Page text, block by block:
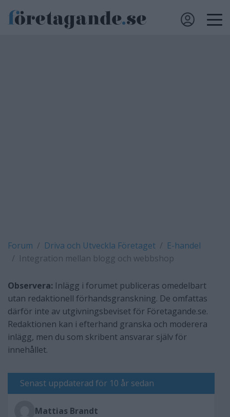
Forum Driva och Utveckla Företaget
E-handel
Integration mellan blogg och webbshop
Observera: Inlägg i forumet publiceras omedelbart
utan redaktionell förhandsgranskning. De omfattas
därför inte av utgivningsbeviset för Företagande.se.
Redaktionen kan i efterhand granska och moderera
inlägg, men du som skribent ansvarar själv för
innehållet.
Senast uppdaterad för 10 år sedan
Mattias Brandt